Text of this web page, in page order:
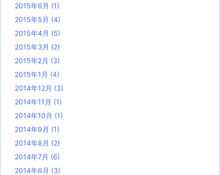
2015年6月 (1)
2015年5月 (4)
2015年4月 (5)
2015年3月 (2)
2015年2月 (3)
2015年1月 (4)
2014年12月 (3)
2014年11月 (1)
2014年10月 (1)
2014年9月 (1)
2014年8月 (2)
2014年7月 (6)
2014年6月 (3)